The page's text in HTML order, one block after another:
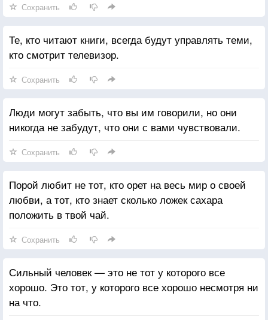
Сохранить
Те, кто читают книги, всегда будут управлять теми,
кто смотрит телевизор.
Сохранить
Люди могут забыть, что вы им говорили, но они
никогда не забудут, что они с вами чувствовали.
Сохранить
Порой любит не тот, кто орет на весь мир о своей
любви, а тот, кто знает сколько ложек сахара
положить в твой чай.
Сохранить
Сильный человек — это не тот у которого все
хорошо. Это тот, у которого все хорошо несмотря ни
на что.